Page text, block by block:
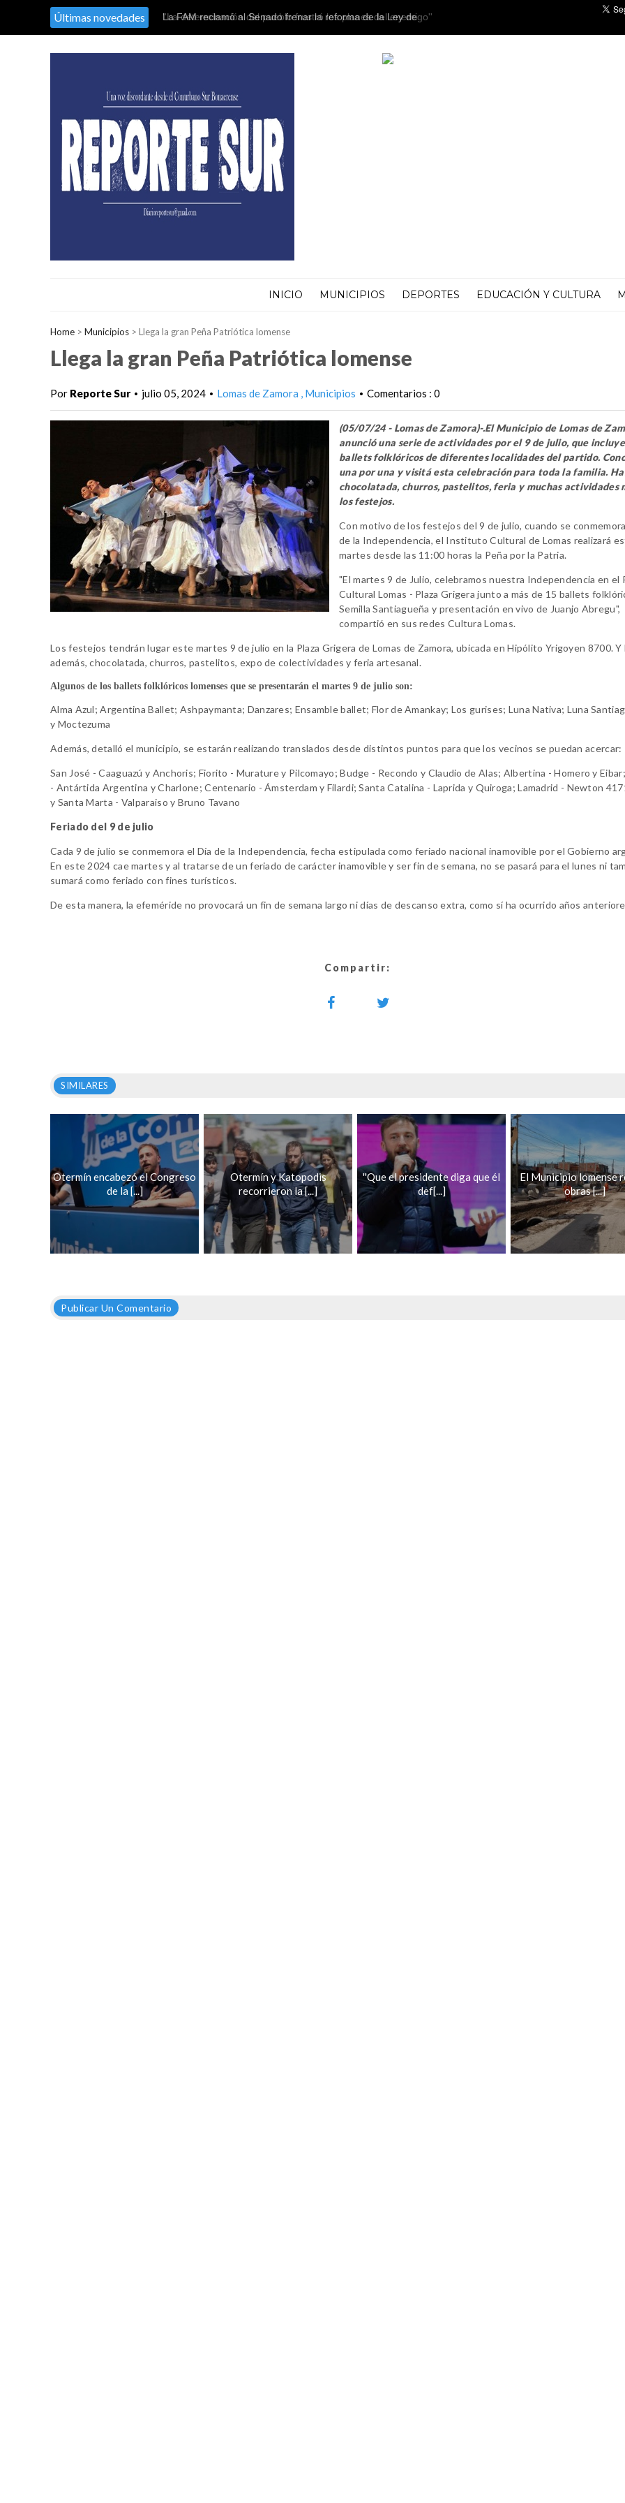
Últimas novedades
La FAM reclamó al Senado frenar la reforma de la Ley de
INICIO MUNICIPIOS DEPORTES EDUCACIÓN Y CULTURA
Home > Municipios > Llega la gran Peña Patriótica lomense
Llega la gran Peña Patriótica lomense
Por Reporte Sur • julio 05, 2024 • Lomas de Zamora Municipios • Comentarios : 0
(05/07/24 - Lomas de Zamora)-.El Municipio de Lomas de
anunció una serie de actividades por el 9 de julio, que
ballets folklóricos de diferentes localidades del partido.
una por una y visitá esta celebración para toda la familia.
chocolatada, churros, pastelitos, feria y muchas actividades
los festejos.
Con motivo de los festejos del 9 de julio, cuando se
de la Independencia, el Instituto Cultural de Lomas realizará
martes desde las 11:00 horas la Peña por la Patria.
"El martes 9 de Julio, celebramos nuestra Independencia en el
Cultural Lomas - Plaza Grigera junto a más de 15 ballets
Semilla Santiagueña y presentación en vivo de Juanjo Abregu",
compartió en sus redes Cultura Lomas.
Los festejos tendrán lugar este martes 9 de julio en la Plaza Grigera de Lomas de Zamora, ubicada en Hipólito Yrigoyen 8700. Y
además, chocolatada, churros, pastelitos, expo de colectividades y feria artesanal.
Algunos de los ballets folklóricos lomenses que se presentarán el martes 9 de julio son:
Alma Azul;Argentina Ballet; Ashpaymanta; Danzares; Ensamble ballet; Flor de Amankay; Los gurises; Luna Nativa; Luna
y Moctezuma
Además, detalló el municipio, se estarán realizando translados desde distintos puntos para que los vecinos se puedan acercar:
San José - Caaguazú y Anchoris; Fiorito - Murature y Pilcomayo;Budge - Recondo y Claudio de Alas; Albertina - Homero y
- Antártida Argentina y Charlone;Centenario - Ámsterdam y Filardi;Santa Catalina - Laprida y Quiroga;Lamadrid - Newton
y Santa Marta - Valparaiso y Bruno Tavano
Feriado del 9 de julio
Cada 9 de julio se conmemora el Día de la Independencia, fecha estipulada como feriado nacional inamovible por el Gobierno
En este 2024 cae martes y al tratarse de un feriado de carácter inamovible y ser fin de semana, no se pasará para el lunes ni
sumará como feriado con fines turísticos.
De esta manera, la efeméride no provocará un fin de semana largo ni días de descanso extra, como sí ha ocurrido años
Compartir:
SIMILARES
Otermín encabezó el Congreso
de la [...]
Otermín y Katopodis
recorrieron la [...]
''Que el presidente diga que él
def[...]
El Municipio lomense
obras [...]
Publicar Un Comentario